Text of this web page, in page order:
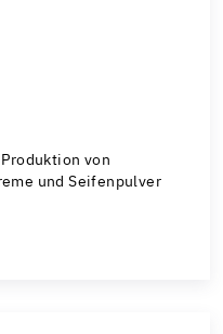
von
und Seifenpulver